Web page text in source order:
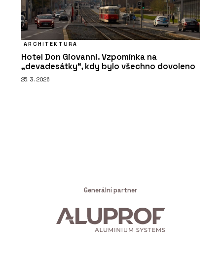
ARCHITEKTURA
Hotel Don Giovanni. Vzpomínka na
„devadesátky“, kdy bylo všechno dovoleno
25. 3. 2026
Generální partner